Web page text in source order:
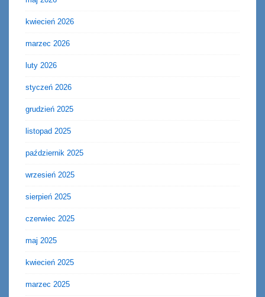
kwiecień 2026
marzec 2026
luty 2026
styczeń 2026
grudzień 2025
listopad 2025
październik 2025
wrzesień 2025
sierpień 2025
czerwiec 2025
maj 2025
kwiecień 2025
marzec 2025